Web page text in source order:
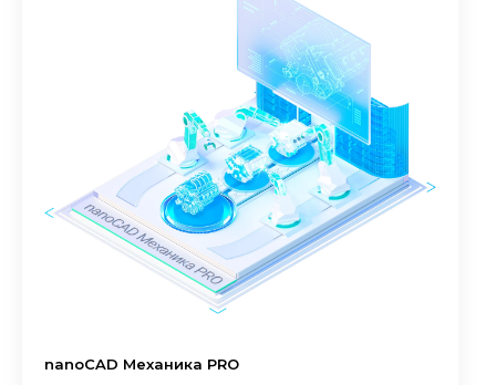
nanoCAD Механика PRO